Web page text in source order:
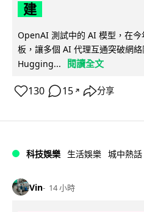
建
OpenAI 測試中的 AI 模型，在
板，讓多個 AI 代理互通突破網
Hugging...
閱讀全文
130 15 ↗ 分享
科技娛樂 生活娛樂 城中熱話
Vin 14 小時